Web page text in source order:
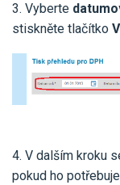
3. Vyberte
stiskněte tlačítko
4. V dalším kroku
pokud ho